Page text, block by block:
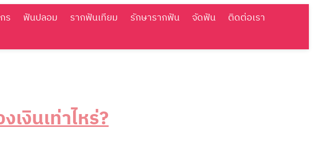
ร ฟันปลอม รากฟันเทียม รักษารากฟัน จัดฟัน
ติดต่อเรา
งินเท่าไหร่?